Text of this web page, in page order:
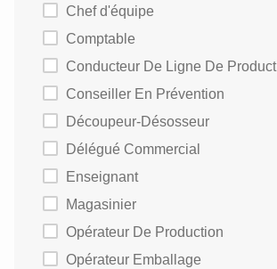
Chef d'équipe
Comptable
Conducteur De Ligne De
Conseiller En Prévention
Découpeur-Désosseur
Délégué Commercial
Enseignant
Magasinier
Opérateur De Production
Opérateur Emballage